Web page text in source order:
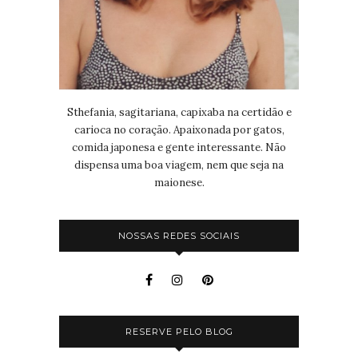
Sthefania, sagitariana, capixaba na certidão e
carioca no coração. Apaixonada por gatos,
comida japonesa e gente interessante. Não
dispensa uma boa viagem, nem que seja na
maionese.
NOSSAS REDES SOCIAIS
RESERVE PELO BLOG